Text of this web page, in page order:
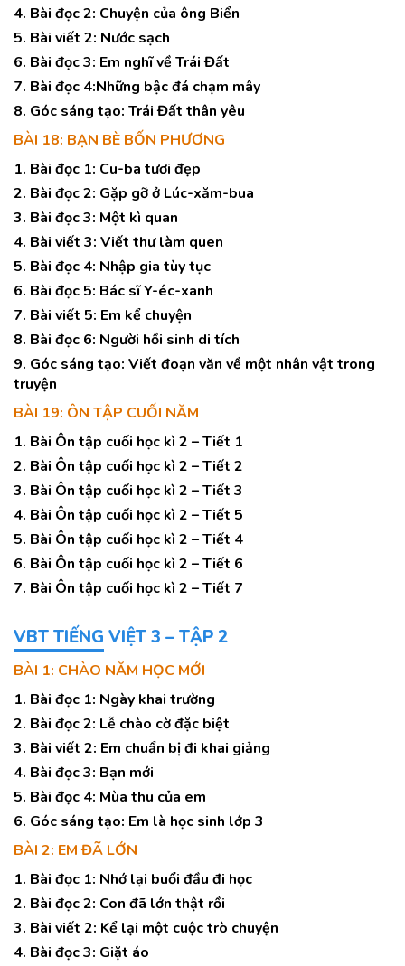
4. Bài đọc 2: Chuyện của ông Biển
5. Bài viết 2: Nước sạch
6. Bài đọc 3: Em nghĩ về Trái Đất
7. Bài đọc 4:Những bậc đá chạm mây
8. Góc sáng tạo: Trái Đất thân yêu
BÀI 18: BẠN BÈ BỐN PHƯƠNG
1. Bài đọc 1: Cu-ba tươi đẹp
2. Bài đọc 2: Gặp gỡ ở Lúc-xăm-bua
3. Bài đọc 3: Một kì quan
4. Bài viết 3: Viết thư làm quen
5. Bài đọc 4: Nhập gia tùy tục
6. Bài đọc 5: Bác sĩ Y-éc-xanh
7. Bài viết 5: Em kể chuyện
8. Bài đọc 6: Người hồi sinh di tích
9. Góc sáng tạo: Viết đoạn văn về một nhân vật trong
truyện
BÀI 19: ÔN TẬP CUỐI NĂM
1. Bài Ôn tập cuối học kì 2 – Tiết 1
2. Bài Ôn tập cuối học kì 2 – Tiết 2
3. Bài Ôn tập cuối học kì 2 – Tiết 3
4. Bài Ôn tập cuối học kì 2 – Tiết 5
5. Bài Ôn tập cuối học kì 2 – Tiết 4
6. Bài Ôn tập cuối học kì 2 – Tiết 6
7. Bài Ôn tập cuối học kì 2 – Tiết 7
VBT TIẾNG VIỆT 3 – TẬP 2
BÀI 1: CHÀO NĂM HỌC MỚI
1. Bài đọc 1: Ngày khai trường
2. Bài đọc 2: Lễ chào cờ đặc biệt
3. Bài viết 2: Em chuẩn bị đi khai giảng
4. Bài đọc 3: Bạn mới
5. Bài đọc 4: Mùa thu của em
6. Góc sáng tạo: Em là học sinh lớp 3
BÀI 2: EM ĐÃ LỚN
1. Bài đọc 1: Nhớ lại buổi đầu đi học
2. Bài đọc 2: Con đã lớn thật rồi
3. Bài viết 2: Kể lại một cuộc trò chuyện
4. Bài đọc 3: Giặt áo